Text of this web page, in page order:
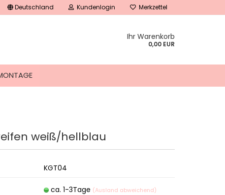
Deutschland Kundenlogin Merkzettel
Ihr Warenkorb
0,00 EUR
weiß/hellblau
KGT04
ca. 1-3Tage (Ausland abweichend)